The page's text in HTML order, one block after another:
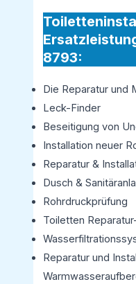
8793:
Die Reparatur und
Leck-Finder
Beseitigung von
Installation neuer
Reparatur &
Dusch &
Rohrdruckprüfung
Toiletten
Reparatur und